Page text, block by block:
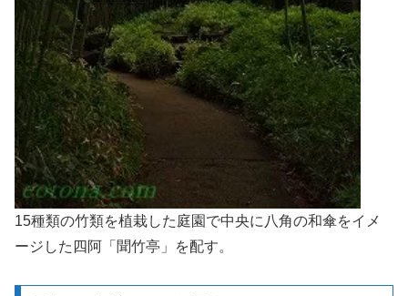
15種類の竹類を植栽した庭園で中央に八角の和傘をイメ
ージした四阿「聞竹亭」を配す。